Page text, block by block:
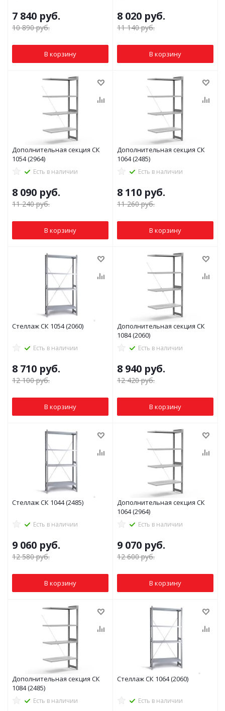
7 840 руб.
10 890руб.
В корзину
8 020 руб.
11 140руб.
В корзину
Дополнительная секция СК
1054 (2964)
Есть в наличии
8 090 руб.
11 240руб.
В корзину
Дополнительная секция СК
1064 (2485)
Есть в наличии
8 110 руб.
11 260руб.
В корзину
Стеллаж СК 1054 (2060)
Есть в наличии
8 710 руб.
12 100руб.
В корзину
Дополнительная секция СК
1084 (2060)
Есть в наличии
8 940 руб.
12 420руб.
В корзину
Стеллаж СК 1044 (2485)
Есть в наличии
9 060 руб.
12 580руб.
В корзину
Дополнительная секция СК
1064 (2964)
Есть в наличии
9 070 руб.
12 600руб.
В корзину
Дополнительная секция СК
1084 (2485)
Есть в наличии
Стеллаж СК 1064 (2060)
Есть в наличии